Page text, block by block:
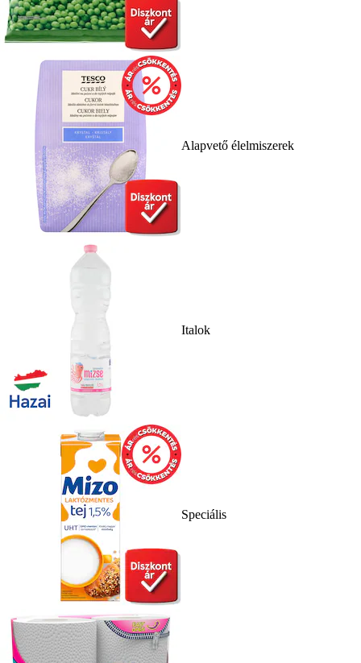
Alapvető élelmiszerek
Italok
Speciális